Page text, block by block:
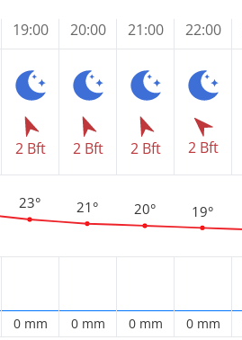
19:00
2 Bft
23°
0 mm
20:00
2 Bft
21°
0 mm
21:00
2 Bft
20°
0 mm
22:00
2 Bft
19°
0 mm